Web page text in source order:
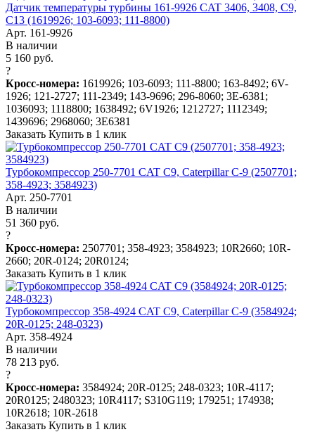
Датчик температуры турбины 161-9926 CAT 3406, 3408, C9,
C13 (1619926; 103-6093; 111-8800)
Арт. 161-9926
В наличии
5 160 руб.
?
Кросс-номера: 1619926; 103-6093; 111-8800; 163-8492; 6V-
1926; 121-2727; 111-2349; 143-9696; 296-8060; 3E-6381;
1036093; 1118800; 1638492; 6V1926; 1212727; 1112349;
1439696; 2968060; 3E6381
Заказать Купить в 1 клик
Турбокомпрессор 250-7701 CAT C9, Caterpillar C-9 (2507701;
358-4923; 3584923)
Арт. 250-7701
В наличии
51 360 руб.
?
Кросс-номера: 2507701; 358-4923; 3584923; 10R2660; 10R-
2660; 20R-0124; 20R0124;
Заказать Купить в 1 клик
Турбокомпрессор 358-4924 CAT C9, Caterpillar C-9 (3584924;
20R-0125; 248-0323)
Арт. 358-4924
В наличии
78 213 руб.
?
Кросс-номера: 3584924; 20R-0125; 248-0323; 10R-4117;
20R0125; 2480323; 10R4117; S310G119; 179251; 174938;
10R2618; 10R-2618
Заказать Купить в 1 клик